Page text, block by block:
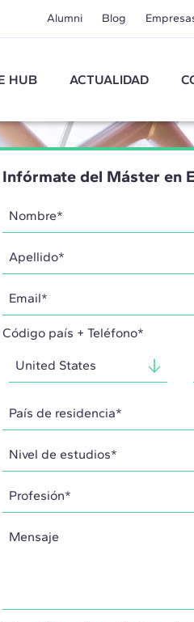
Alumni Blog
HUB ACTUALIDAD
Infórmate del Máster en
Código país + Teléfono*